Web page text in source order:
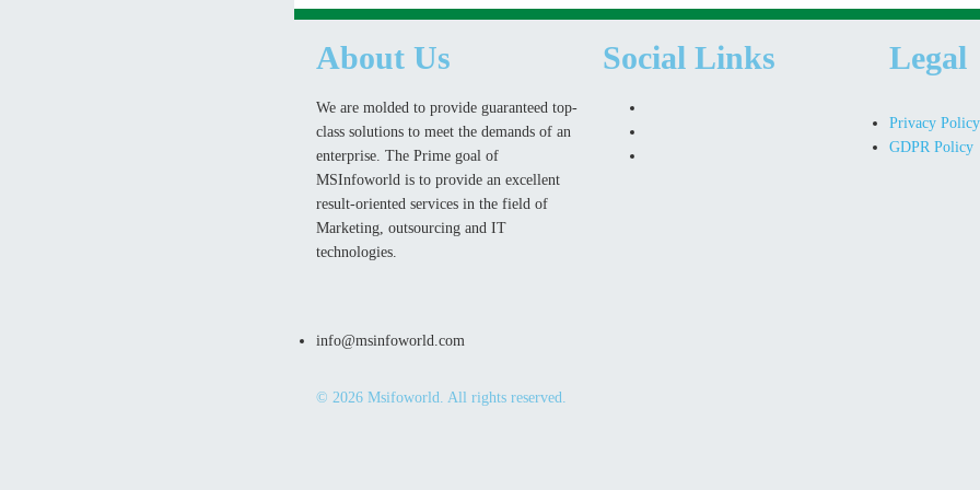
About Us
We are molded to provide guaranteed top-
class solutions to meet the demands of an
enterprise. The Prime goal of
MSInfoworld is to provide an excellent
result-oriented services in the field of
Marketing, outsourcing and IT
technologies.
info@msinfoworld.com
Social Links Legal
Privacy Policy
GDPR Policy
© 2026 Msifoworld. All rights reserved.